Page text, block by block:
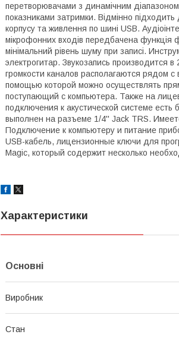
перетворювачами з динамічним
показниками затримки. Відмінно підходить
корпусу та живлення по шині USB.
мікрофонних входів передбачена функція
мінімальний рівень шуму при записі.
электрогитар. Звукозапись производится
громкости каналов располагаются рядом
помощью которой можно осуществлять
поступающий с компьютера. Также на
подключения к акустической системе
выполнен на разъеме 1/4'' Jack TRS.
Подключение к компьютеру и питание
USB-кабель, лицензионные ключи для
Magic, который содержит несколько
Характеристики
Основні
Виробник
Стан